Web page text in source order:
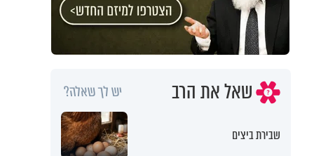
שאל את הרב יש לך שאלה?
שבירת ביצים